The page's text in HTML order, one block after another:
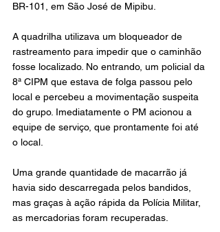
BR-101, em São José de Mipibu.
A quadrilha utilizava um bloqueador de
rastreamento para impedir que o caminhão
fosse localizado. No entrando, um policial da
8ª CIPM que estava de folga passou pelo
local e percebeu a movimentação suspeita
do grupo. Imediatamente o PM acionou a
equipe de serviço, que prontamente foi até
o local.
Uma grande quantidade de macarrão já
havia sido descarregada pelos bandidos,
mas graças à ação rápida da Polícia Militar,
as mercadorias foram recuperadas.